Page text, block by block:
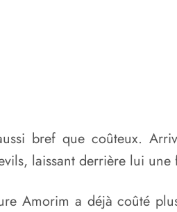
bref que coûteux.
laissant derrière lui
Amorim a déjà coûté